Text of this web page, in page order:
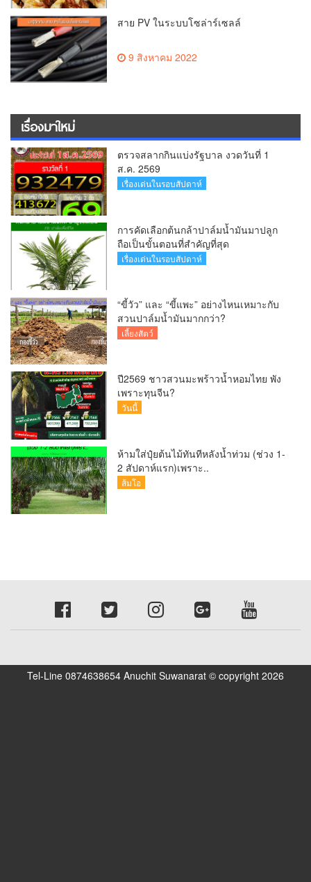
สาย PV ในระบบโซล่าร์เซลล์
9 สิงหาคม 2022
เรื่องมาใหม่
ตรวจสลากกินแบ่งรัฐบาล งวดวันที่ 1
ส.ค. 2569
เรื่องเด่นในรอบสัปดาห์
การคัดเลือกต้นกล้าปาล์มน้ำมันมาปลูก
ถือเป็นขั้นตอนที่สำคัญที่สุด
เรื่องเด่นในรอบสัปดาห์
“ขี้วัว” และ “ขี้แพะ” อย่างไหนเหมาะกับ
สวนปาล์มน้ำมันมากกว่า?
เลี้ยงสัตว์
ปี2569 ชาวสวนมะพร้าวน้ำหอมไทย พัง
เพราะทุนจีน?
วันนี้
ห้ามใส่ปุ๋ยต้นไม้ทันทีหลังน้ำท่วม (ช่วง 1-
2 สัปดาห์แรก)เพราะ..
ส้มโอ
Tel-Line 0874638654 Anuchit Suwanarat © copyright 2026